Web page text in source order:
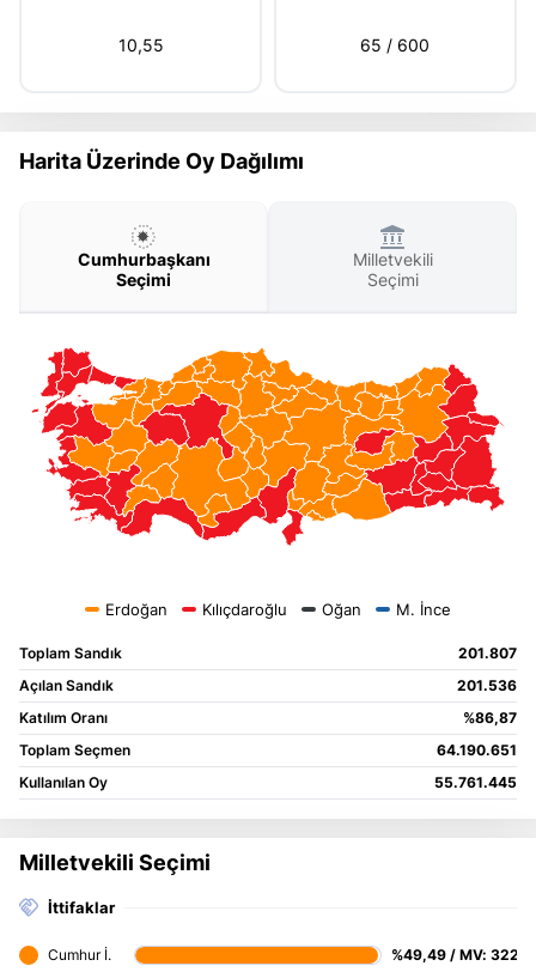
10,55 65 / 600
Harita Üzerinde Oy Dağılımı
Cumhurbaşkanı
Seçimi
Milletvekili
Seçimi
Toplam Sandık
201.807
Açılan Sandık
201.536
Katılım Oranı
%86,87
Toplam Seçmen
64.190.651
Kullanılan Oy
55.761.445
Milletvekili Seçimi
İttifaklar
%49,49 / MV: 322